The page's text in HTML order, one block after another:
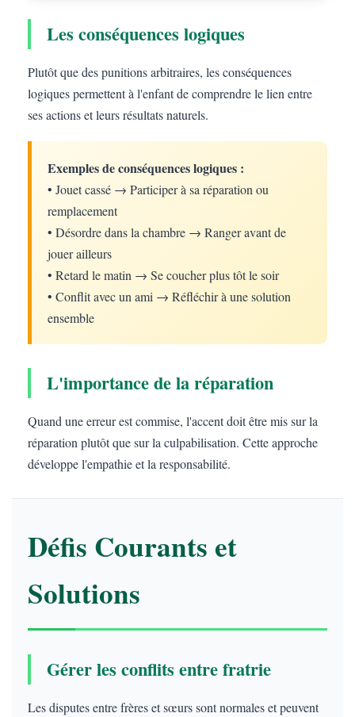
Les conséquences logiques
Plutôt que des punitions arbitraires, les conséquences
logiques permettent à l'enfant de comprendre le lien entre
ses actions et leurs résultats naturels.
Exemples de conséquences logiques :
• Jouet cassé → Participer à sa réparation ou
remplacement
• Désordre dans la chambre → Ranger avant de
jouer ailleurs
• Retard le matin → Se coucher plus tôt le soir
• Conflit avec un ami → Réfléchir à une solution
ensemble
L'importance de la réparation
Quand une erreur est commise, l'accent doit être mis sur la
réparation plutôt que sur la culpabilisation. Cette approche
développe l'empathie et la responsabilité.
Défis Courants et
Solutions
Gérer les conflits entre fratrie
Les disputes entre frères et sœurs sont normales et peuvent